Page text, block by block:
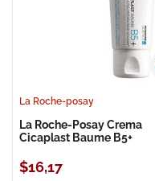
La Roche-posay
La Roche-Posay Crema
Cicaplast Baume B5+
$16,17